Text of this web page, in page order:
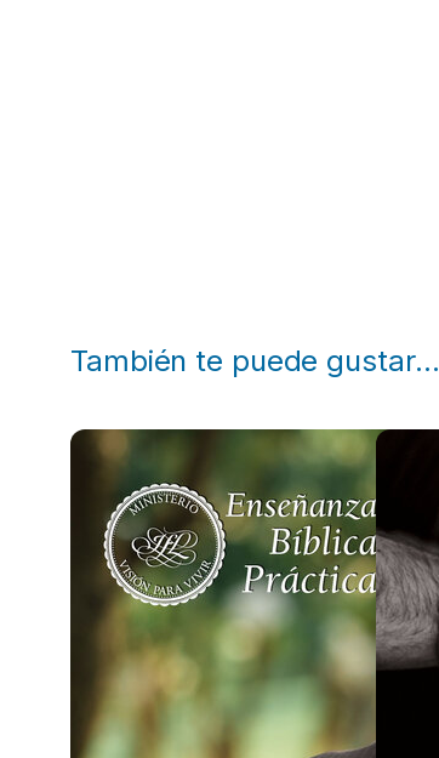
También te puede gustar…